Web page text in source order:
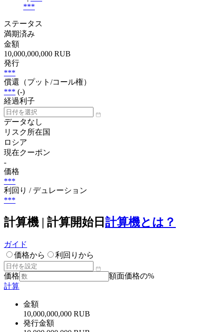
***
ステータス
満期済み
金額
10,000,000,000 RUB
発行
***
償還（プット/コール権）
*** (-)
経過利子
データなし
リスク所在国
ロシア
現在クーポン
-
価格
***
利回り / デュレーション
***
計算機 | 計算開始日 計算機とは？
ガイド
価格から
利回りから
価格
額面価格の%
計算
金額
10,000,000,000 RUB
発行金額